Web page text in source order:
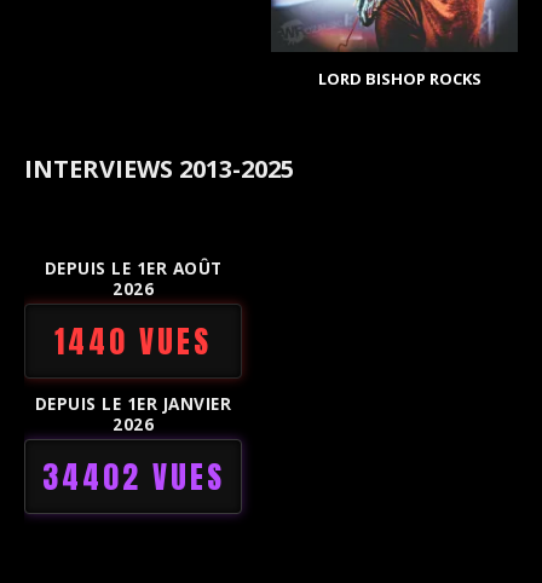
LORD BISHOP ROCKS
INTERVIEWS 2013-2025
DEPUIS LE 1ER AOÛT
2026
1440 VUES
DEPUIS LE 1ER JANVIER
2026
34402 VUES